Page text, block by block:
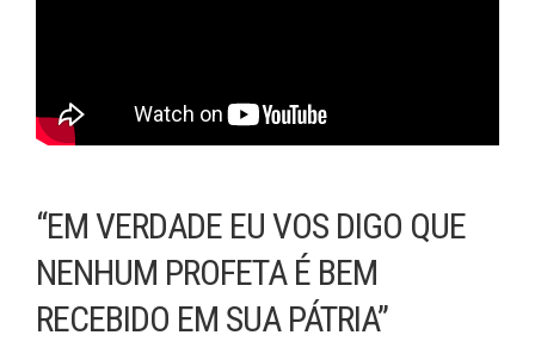
“EM VERDADE EU VOS DIGO QUE
NENHUM PROFETA É BEM
RECEBIDO EM SUA PÁTRIA”